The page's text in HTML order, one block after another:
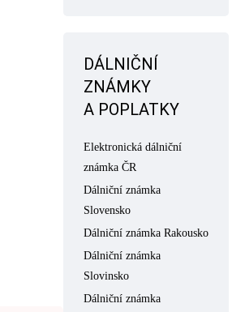
DÁLNIČNÍ
ZNÁMKY
A POPLATKY
Elektronická dálniční
známka ČR
Dálniční známka
Slovensko
Dálniční známka Rakousko
Dálniční známka
Slovinsko
Dálniční známka